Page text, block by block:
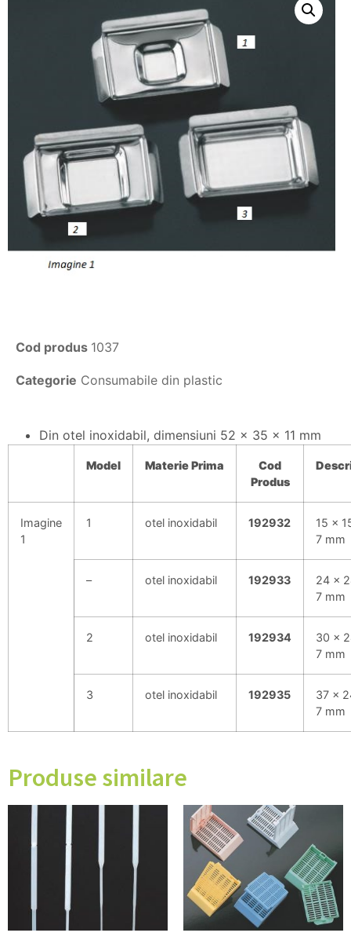
Cod produs 1037
Categorie Consumabile din plastic
Din otel inoxidabil, dimensiuni 52 x 35 x 11 mm
Model MateriePrima
Cod
Produs
Imagine
1
1 otel inoxidabil 192932
15 x
7 mm
– otel inoxidabil 192933
24 x
7 mm
2 otel inoxidabil 192934
30 x
7 mm
3 otel inoxidabil 192935
37 x
7 mm
Produse similare